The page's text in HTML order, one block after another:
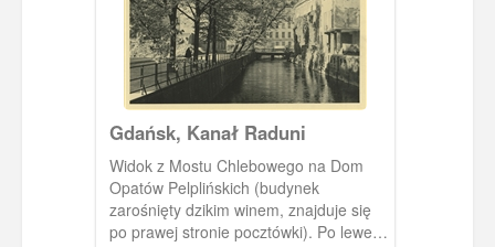
Gdańsk, Kanał Raduni
Widok z Mostu Chlebowego na Dom
Opatów Pelplińskich (budynek
zarośnięty dzikim winem, znajduje się
po prawej stronie pocztówki). Po lewej